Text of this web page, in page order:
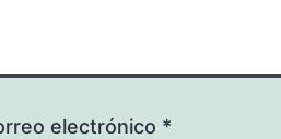
electrónico *